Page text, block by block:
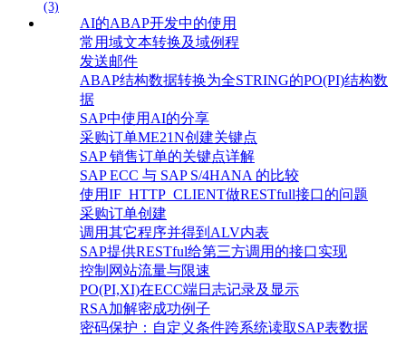
(3)
AI的ABAP开发中的使用
常用域文本转换及域例程
发送邮件
ABAP结构数据转换为全STRING的PO(PI)结构数
据
SAP中使用AI的分享
采购订单ME21N创建关键点
SAP 销售订单的关键点详解
SAP ECC 与 SAP S/4HANA 的比较
使用IF_HTTP_CLIENT做RESTfull接口的问题
采购订单创建
调用其它程序并得到ALV内表
SAP提供RESTful给第三方调用的接口实现
控制网站流量与限速
PO(PI,XI)在ECC端日志记录及显示
RSA加解密成功例子
密码保护：自定义条件跨系统读取SAP表数据